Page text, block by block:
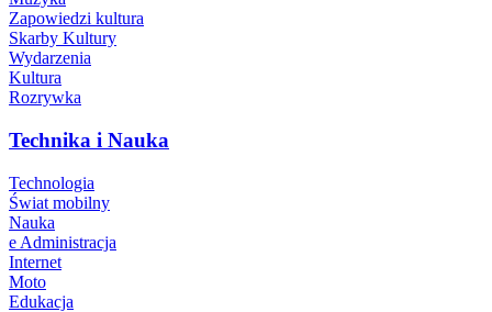
Zapowiedzi kultura
Skarby Kultury
Wydarzenia
Kultura
Rozrywka
Technika i Nauka
Technologia
Świat mobilny
Nauka
e Administracja
Internet
Moto
Edukacja